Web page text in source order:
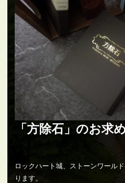
「方除石」のお求
ロックハート城、ストーンワール
ります。